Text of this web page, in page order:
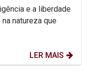
natureza que
LER MAIS